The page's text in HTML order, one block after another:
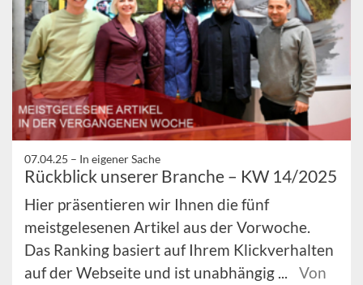
07.04.25 – In eigener Sache
Rückblick unserer Branche – KW 14/2025
Hier präsentieren wir Ihnen die fünf
meistgelesenen Artikel aus der Vorwoche.
Das Ranking basiert auf Ihrem Klickverhalten
auf der Webseite und ist unabhängig ...
Von